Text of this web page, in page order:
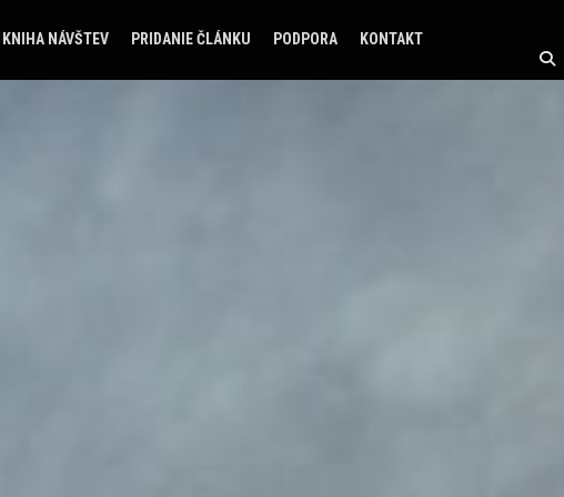
KNIHA NÁVŠTEV PRIDANIE ČLÁNKU PODPORA KONTAKT